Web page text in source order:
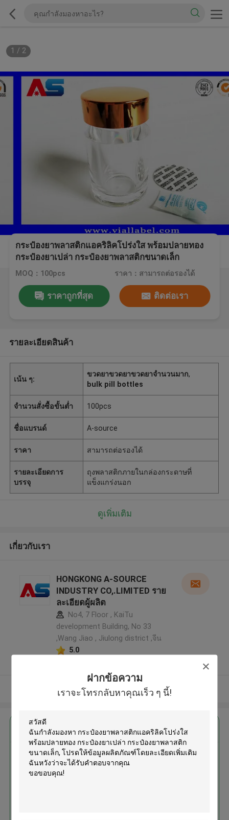
ฝากข้อความ
เราจะโทรกลับหาคุณเร็ว ๆ นี้!
1 / 2
กระป๋องยาพลาสติกแอคริลิคโปร่งใส พร้อมปลายทอง
กระป๋องยาเปล่า กระป๋องยาพลาสติกขนาดเล็ก
MOQ：100pcs ราคา：สามารถต่อรองได้
ราคาถูกที่สุด ติดต่อเรา
รายละเอียดสินค้า
เน้น ๆ:
ขวดยาขวดยาขวดยาจำนวนมาก,
bulk pill bottles
จำนวนสั่งซื้อขั้นต่ำ 100pcs
ชื่อแบรนด์ A-source
ราคา สามารถต่อรองได้
รายละเอียดการ
บรรจุ
ถุงพลาสติกภายในกล่องกระดาษที่
แข็งแกร่งนอก
ดูเพิ่มเติม
เกี่ยวกับเรา
HONGKONG A-SOURCE
INDUSTRY CO,.LIMITED ราย
ละเอียดผู้ผลิต
No4, 7 Floor , KaiTu
development Building, No 33
,Wang Jiao , Jiulong district ,จีน
5.0
ดูเพิ่มเติม
এর সেরা মূল্য পান
กระป๋องยาพลาสติกแอคริลิค
โปร่งใส พร้อมปลายทอง กระป๋องยา